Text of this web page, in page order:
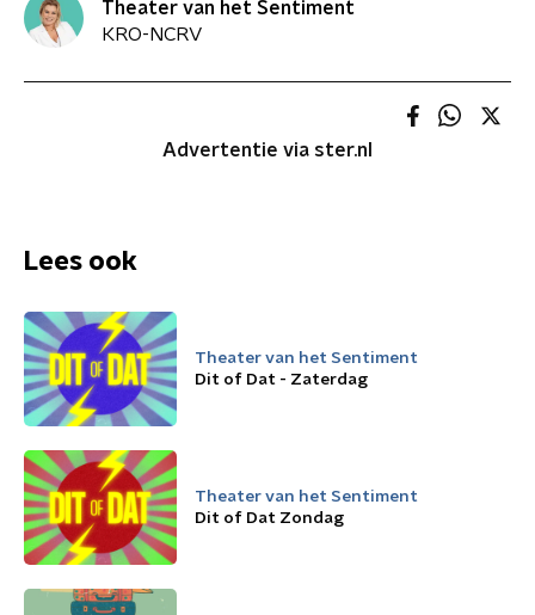
Theater van het Sentiment
KRO-NCRV
Advertentie via ster.nl
Lees ook
Theater van het Sentiment
Dit of Dat - Zaterdag
Theater van het Sentiment
Dit of Dat Zondag